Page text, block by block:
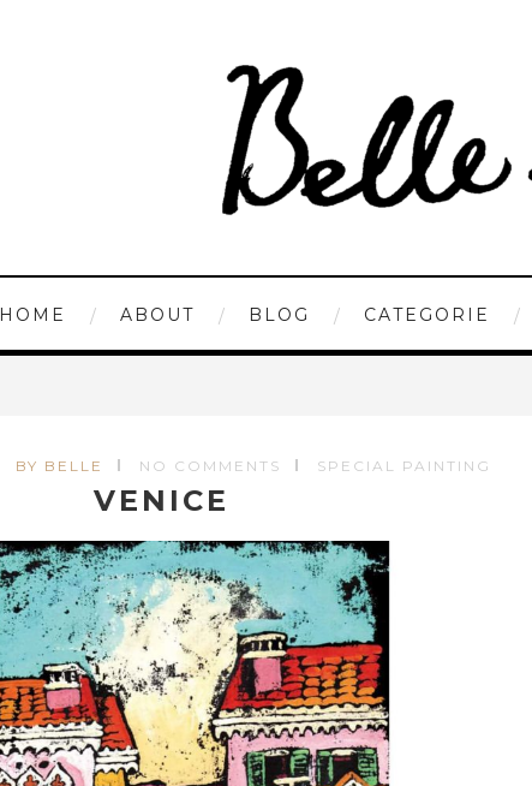
HOME ABOUT BLOG CATEGORIE
BY BELLE NO COMMENTS SPECIAL PAINTING
VENICE